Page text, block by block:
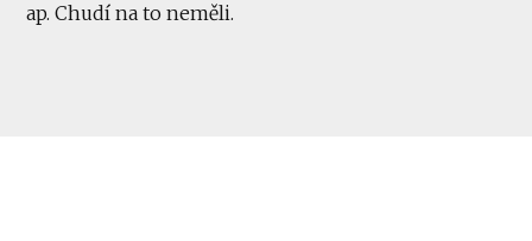
ap. Chudí na to neměli.